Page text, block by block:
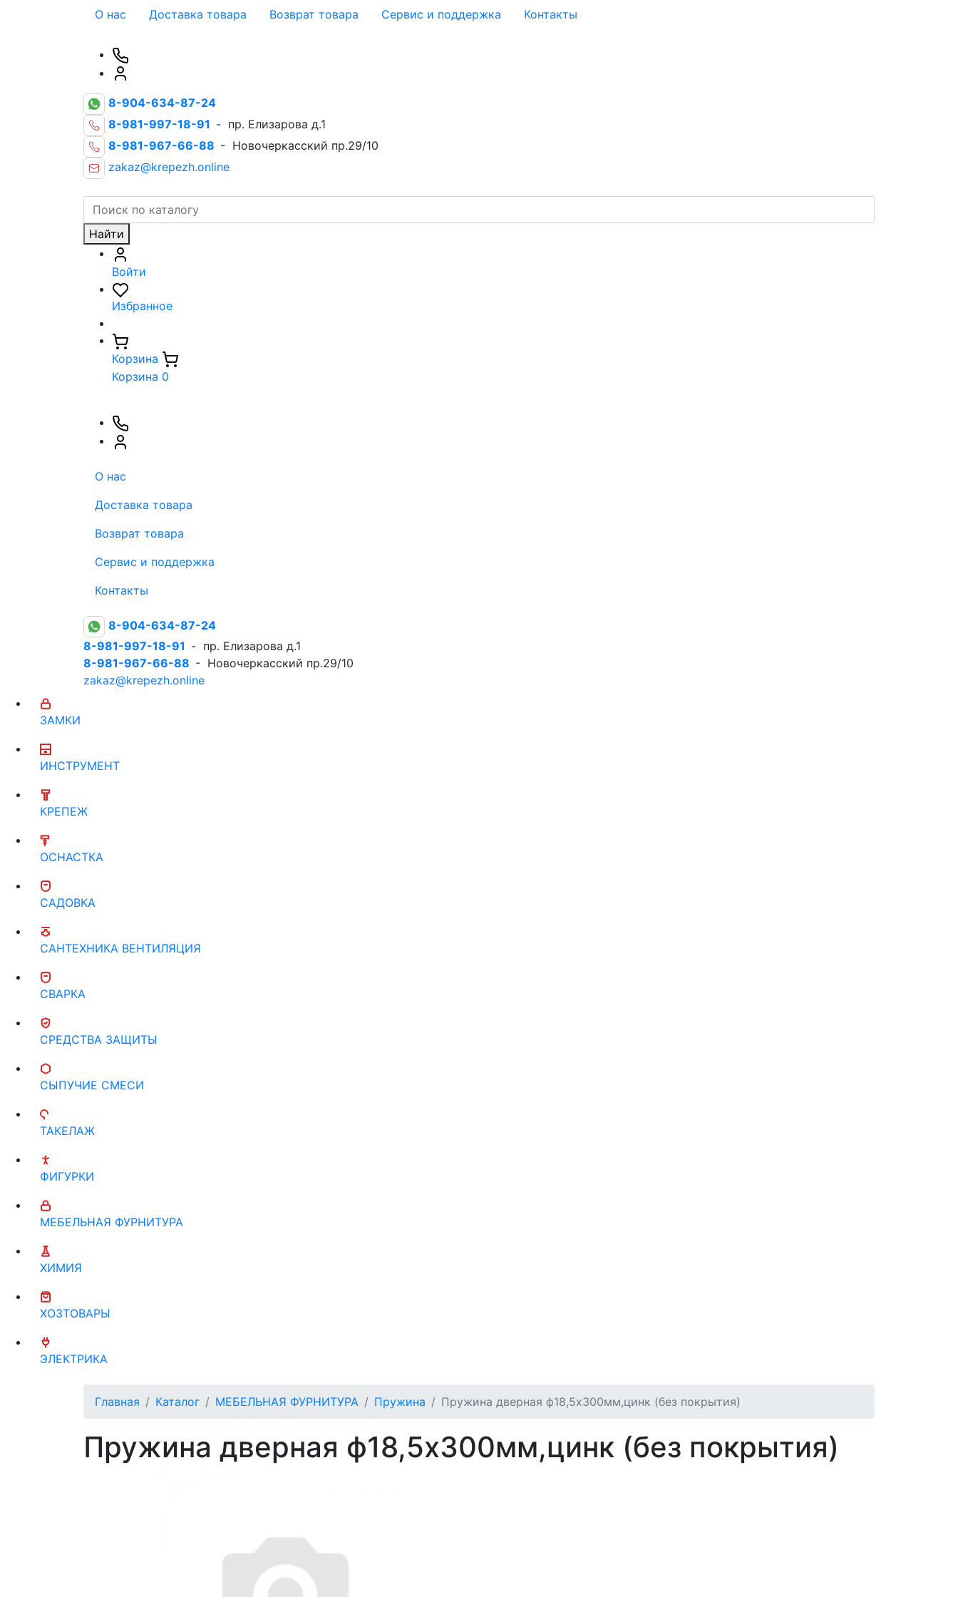
О нас Доставка товара Возврат товара Сервис и поддержка Контакты
8-904-634-87-24
8-981-997-18-91 - пр. Елизарова д.1
8-981-967-66-88 - Новочеркасский пр.29/10
zakaz@krepezh.online
Найти
Войти
Избранное
Корзина
Корзина 0
О нас
Доставка товара
Возврат товара
Сервис и поддержка
Контакты
8-904-634-87-24
8-981-997-18-91 - пр. Елизарова д.1
8-981-967-66-88 - Новочеркасский пр.29/10
zakaz@krepezh.online
ЗАМКИ
ИНСТРУМЕНТ
КРЕПЕЖ
ОСНАСТКА
САДОВКА
САНТЕХНИКА ВЕНТИЛЯЦИЯ
СВАРКА
СРЕДСТВА ЗАЩИТЫ
СЫПУЧИЕ СМЕСИ
ТАКЕЛАЖ
ФИГУРКИ
МЕБЕЛЬНАЯ ФУРНИТУРА
ХИМИЯ
ХОЗТОВАРЫ
ЭЛЕКТРИКА
Главная Каталог МЕБЕЛЬНАЯ ФУРНИТУРА Пружина Пружина дверная ф18,5х300мм,цинк (без покрытия)
Пружина дверная ф18,5х300мм,цинк (без покрытия)